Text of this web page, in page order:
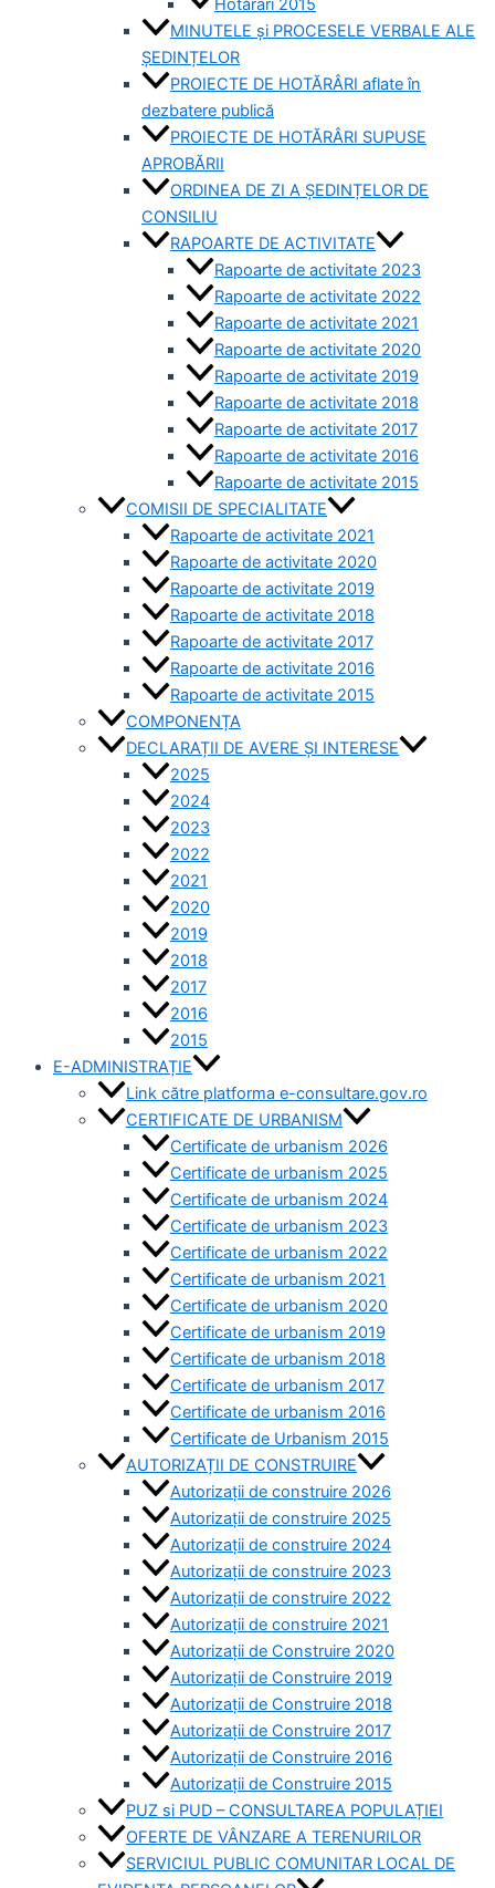
MINUTELE și PROCESELE VERBALE ALE
ȘEDINȚELOR
PROIECTE DE HOTĂRÂRI aflate în
dezbatere publică
PROIECTE DE HOTĂRÂRI SUPUSE
APROBĂRII
ORDINEA DE ZI A ȘEDINȚELOR DE
CONSILIU
RAPOARTE DE ACTIVITATE
Rapoarte de activitate 2023
Rapoarte de activitate 2022
Rapoarte de activitate 2021
Rapoarte de activitate 2020
Rapoarte de activitate 2019
Rapoarte de activitate 2018
Rapoarte de activitate 2017
Rapoarte de activitate 2016
Rapoarte de activitate 2015
COMISII DE SPECIALITATE
Rapoarte de activitate 2021
Rapoarte de activitate 2020
Rapoarte de activitate 2019
Rapoarte de activitate 2018
Rapoarte de activitate 2017
Rapoarte de activitate 2016
Rapoarte de activitate 2015
COMPONENȚA
DECLARAȚII DE AVERE ȘI INTERESE
2025
2024
2023
2022
2021
2020
2019
2018
2017
2016
2015
E-ADMINISTRAȚIE
Link către platforma e-consultare.gov.ro
CERTIFICATE DE URBANISM
Certificate de urbanism 2026
Certificate de urbanism 2025
Certificate de urbanism 2024
Certificate de urbanism 2023
Certificate de urbanism 2022
Certificate de urbanism 2021
Certificate de urbanism 2020
Certificate de urbanism 2019
Certificate de urbanism 2018
Certificate de urbanism 2017
Certificate de urbanism 2016
Certificate de Urbanism 2015
AUTORIZAȚII DE CONSTRUIRE
Autorizații de construire 2026
Autorizații de construire 2025
Autorizații de construire 2024
Autorizații de construire 2023
Autorizații de construire 2022
Autorizații de construire 2021
Autorizații de Construire 2020
Autorizații de Construire 2019
Autorizaţii de Construire 2018
Autorizaţii de Construire 2017
Autorizaţii de Construire 2016
Autorizaţii de Construire 2015
PUZ si PUD – CONSULTAREA POPULAȚIEI
OFERTE DE VÂNZARE A TERENURILOR
SERVICIUL PUBLIC COMUNITAR LOCAL DE